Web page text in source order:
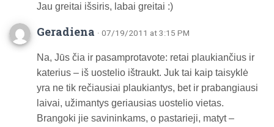
Jau greitai išsiris, labai greitai :)
Geradiena · 07/19/2011 at 3:15 PM
Na, Jūs čia ir pasamprotavote: retai plaukiančius ir
katerius – iš uostelio ištraukt. Juk tai kaip taisyklė
yra ne tik rečiausiai plaukiantys, bet ir prabangiausi
laivai, užimantys geriausias uostelio vietas.
Brangoki jie savininkams, o pastarieji, matyt –